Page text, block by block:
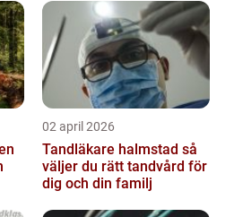
02 april 2026
Tandläkare halmstad så
väljer du rätt tandvård för
dig och din familj